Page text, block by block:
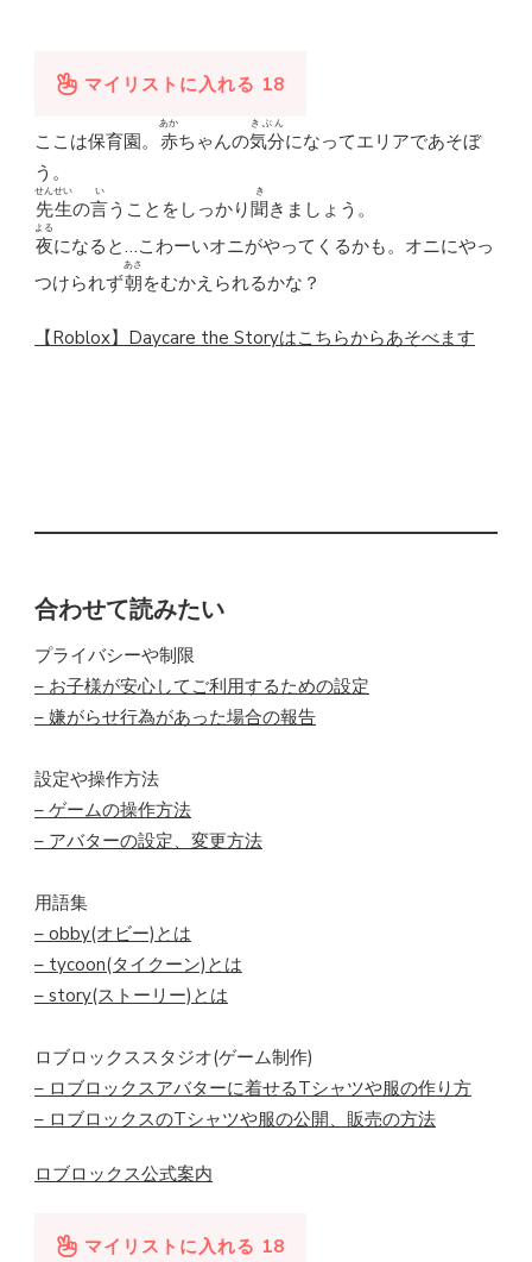
マイリストに入れる 18
ここは保育園。 赤
あか
ちゃんの気分
きぶん
になってエリアであそぼ
う。
先生
せんせい
の言
い
うことをしっかり 聞
き
きましょう。
夜
よる
になると…こわーいオニがやってくるかも。オニにやっ
つけられず朝
あさ
をむかえられるかな？
【Roblox】Daycare the Storyはこちらからあそべます
合わせて読みたい
プライバシーや制限
– お子様が安心してご利用するための設定
– 嫌がらせ行為があった場合の報告
設定や操作方法
– ゲームの操作方法
– アバターの設定、変更方法
用語集
– obby(オビー)とは
– tycoon(タイクーン)とは
– story(ストーリー)とは
ロブロックススタジオ(ゲーム制作)
– ロブロックスアバターに着せるTシャツや服の作り方
– ロブロックスのTシャツや服の公開、販売の方法
ロブロックス公式案内
マイリストに入れる 18